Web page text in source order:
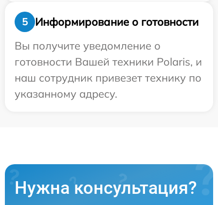
5
Информирование о готовности
Вы получите уведомление о
готовности Вашей техники Polaris, и
наш сотрудник привезет технику по
указанному адресу.
Нужна консультация?